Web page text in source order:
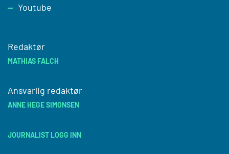
Youtube
Redaktør
MATHIAS FALCH
Ansvarlig redaktør
ANNE HEGE SIMONSEN
JOURNALIST LOGG INN